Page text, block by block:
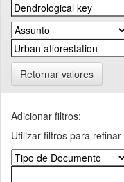
Retornar valores
Adicionar filtros:
Utilizar filtros para